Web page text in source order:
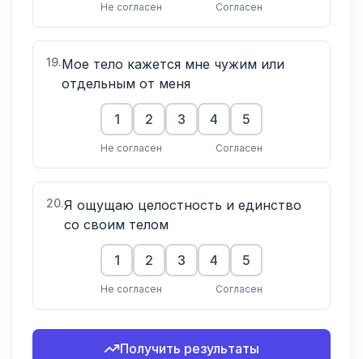
Не согласен Согласен
19.Мое тело кажется мне чужим или
отдельным от меня
1 2 3 4 5
Не согласен Согласен
20.Я ощущаю целостность и единство
со своим телом
1 2 3 4 5
Не согласен Согласен
Получить результаты